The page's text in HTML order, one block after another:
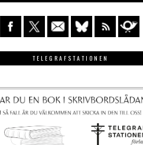
TELEGRAFSTATIONEN